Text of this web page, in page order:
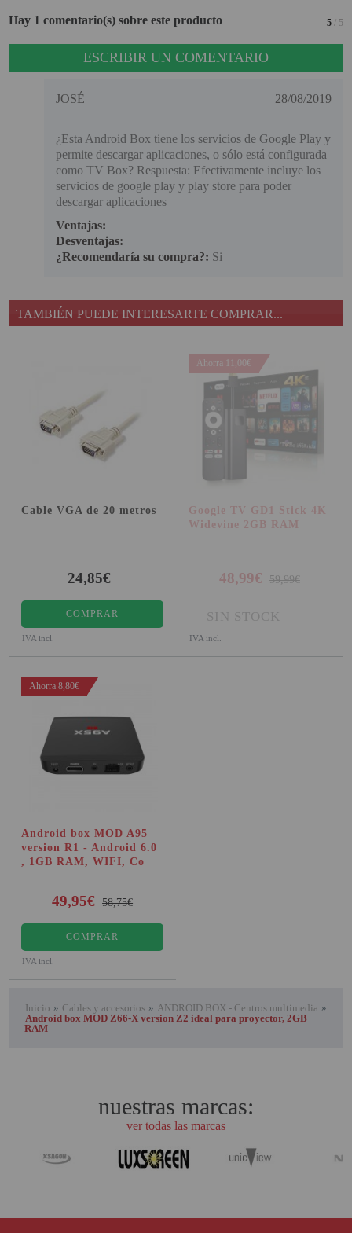
Hay 1 comentario(s) sobre este producto 5/ 5
ESCRIBIR UN COMENTARIO
JOSÉ 28/08/2019
¿Esta Android Box tiene los servicios de Google Play y
permite descargar aplicaciones, o sólo está configurada
como TV Box? Respuesta: Efectivamente incluye los
servicios de google play y play store para poder
descargar aplicaciones
Ventajas:
Desventajas:
¿Recomendaría su compra?: Si
TAMBIÉN PUEDE INTERESARTE COMPRAR...
Cable VGA de 20 metros
24,85€
COMPRAR
IVA incl.
Ahorra 11,00€
Google TV GD1 Stick 4K
Widevine 2GB RAM
48,99€ 59,99€
SIN STOCK
IVA incl.
Ahorra 8,80€
Android box MOD A95
version R1 - Android 6.0
, 1GB RAM, WIFI, Co
49,95€ 58,75€
COMPRAR
IVA incl.
Inicio » Cables y accesorios » ANDROID BOX - Centros multimedia »
Android box MOD Z66-X version Z2 ideal para proyector, 2GB
RAM
nuestras marcas:
ver todas las marcas